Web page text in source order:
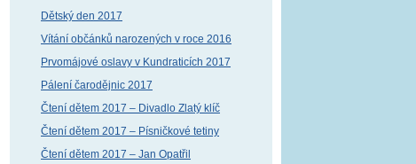
Dětský den 2017
Vítání občánků narozených v roce 2016
Prvomájové oslavy v Kundraticích 2017
Pálení čarodějnic 2017
Čtení dětem 2017 – Divadlo Zlatý klíč
Čtení dětem 2017 – Písničkové tetiny
Čtení dětem 2017 – Jan Opatřil